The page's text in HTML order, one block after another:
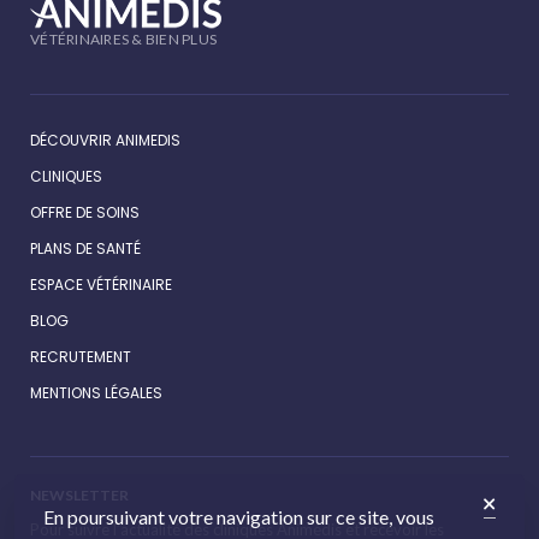
VÉTÉRINAIRES & BIEN PLUS
DÉCOUVRIR ANIMEDIS
CLINIQUES
OFFRE DE SOINS
PLANS DE SANTÉ
ESPACE VÉTÉRINAIRE
BLOG
RECRUTEMENT
MENTIONS LÉGALES
Pour suivre l’actualité des cliniques Animédis et recevoir les
En poursuivant votre navigation sur ce site, vous